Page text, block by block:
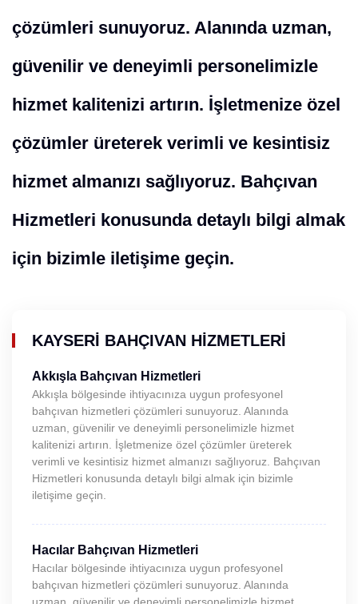
çözümleri sunuyoruz. Alanında uzman,
güvenilir ve deneyimli personelimizle
hizmet kalitenizi artırın. İşletmenize özel
çözümler üreterek verimli ve kesintisiz
hizmet almanızı sağlıyoruz. Bahçıvan
Hizmetleri konusunda detaylı bilgi almak
için bizimle iletişime geçin.
KAYSERI BAHÇIVAN HIZMETLERI
Akkışla Bahçıvan Hizmetleri
Akkışla bölgesinde ihtiyacınıza uygun profesyonel
bahçıvan hizmetleri çözümleri sunuyoruz. Alanında
uzman, güvenilir ve deneyimli personelimizle hizmet
kalitenizi artırın. İşletmenize özel çözümler üreterek
verimli ve kesintisiz hizmet almanızı sağlıyoruz. Bahçıvan
Hizmetleri konusunda detaylı bilgi almak için bizimle
iletişime geçin.
Hacılar Bahçıvan Hizmetleri
Hacılar bölgesinde ihtiyacınıza uygun profesyonel
bahçıvan hizmetleri çözümleri sunuyoruz. Alanında